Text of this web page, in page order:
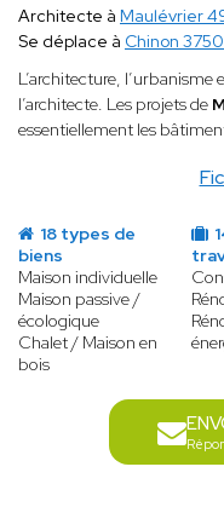
Architecte à Maulévrier
Se déplace à Chinon
L’architecture,
l’architecte. Les projets de
essentiellement les
18 types de
biens
Maison individuelle
Maison passive /
écologique
Chalet / Maison en
bois